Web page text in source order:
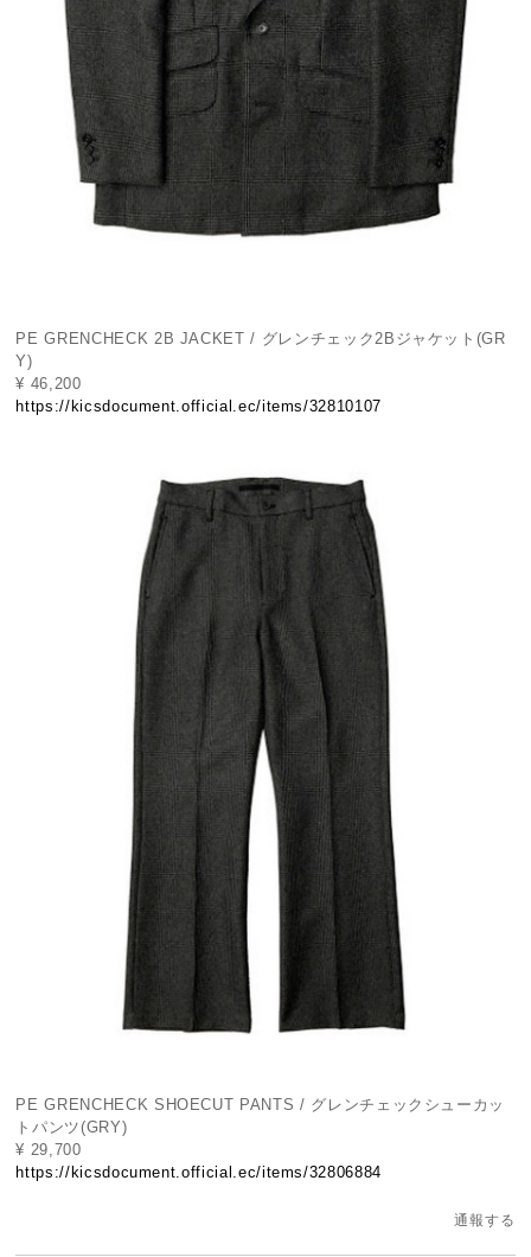
PE GRENCHECK 2B JACKET / グレンチェック2Bジャケット(GR
Y)
¥ 46,200
https://kicsdocument.official.ec/items/32810107
PE GRENCHECK SHOECUT PANTS / グレンチェックシューカッ
トパンツ(GRY)
¥ 29,700
https://kicsdocument.official.ec/items/32806884
通報する